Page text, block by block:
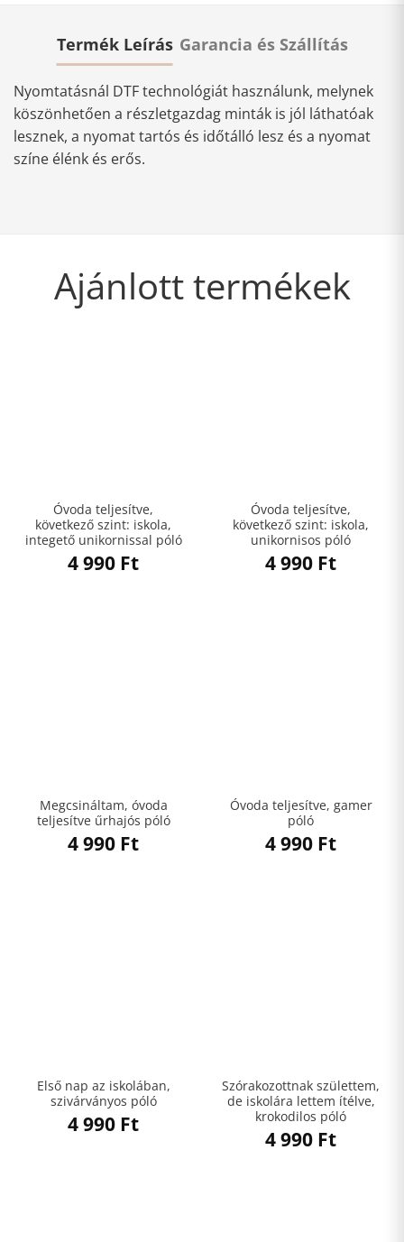
Termék Leírás Garancia és Szállítás
Nyomtatásnál DTF technológiát használunk, melynek
köszönhetően a részletgazdag minták is jól láthatóak
lesznek, a nyomat tartós és időtálló lesz és a nyomat
színe élénk és erős.
Ajánlott termékek
Óvoda teljesítve,
következő szint: iskola,
integető unikornissal póló
4 990 Ft
Óvoda teljesítve,
következő szint: iskola,
unikornisos póló
4 990 Ft
Megcsináltam, óvoda
teljesítve űrhajós póló
4 990 Ft
Óvoda teljesítve, gamer
póló
4 990 Ft
Első nap az iskolában,
szivárványos póló
4 990 Ft
Szórakozottnak születtem,
de iskolára lettem ítélve,
krokodilos póló
4 990 Ft